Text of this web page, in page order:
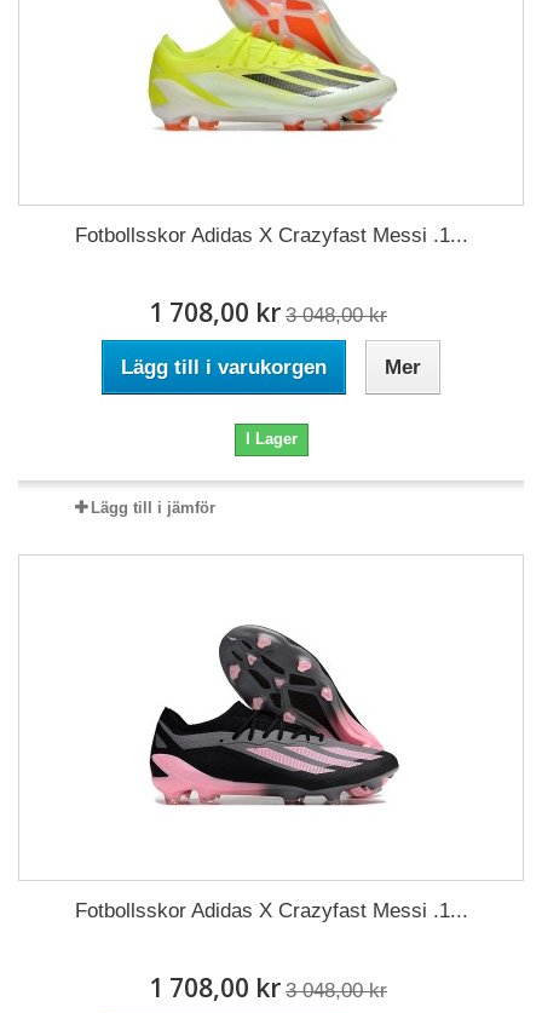
Fotbollsskor Adidas X Crazyfast Messi .1...
1 708,00 kr 3 048,00 kr
Lägg till i varukorgen Mer
I Lager
Lägg till i jämför
Fotbollsskor Adidas X Crazyfast Messi .1...
1 708,00 kr 3 048,00 kr